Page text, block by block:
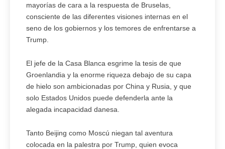
mayorías de cara a la respuesta de Bruselas,
consciente de las diferentes visiones internas en el
seno de los gobiernos y los temores de enfrentarse a
Trump.
El jefe de la Casa Blanca esgrime la tesis de que
Groenlandia y la enorme riqueza debajo de su capa
de hielo son ambicionadas por China y Rusia, y que
solo Estados Unidos puede defenderla ante la
alegada incapacidad danesa.
Tanto Beijing como Moscú niegan tal aventura
colocada en la palestra por Trump, quien evoca